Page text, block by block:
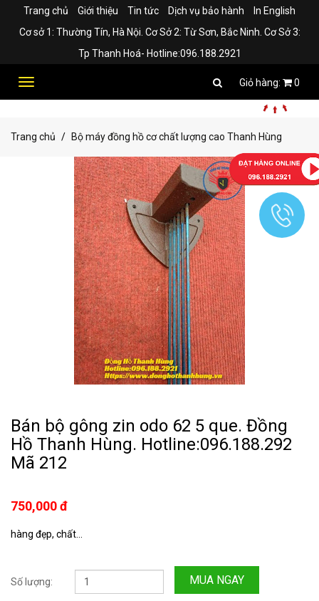
Trang chủ Giới thiệu Tin tức Dịch vụ bảo hành
In English
Cơ sở 1: Thường Tín, Hà Nội. Cơ Sở 2: Từ Sơn, Bắc Ninh. Cơ Sở 3:
Tp Thanh Hoá- Hotline:096.188.2921
Toggle
0
Trang chủ Bộ máy đồng hồ cơ chất lượng cao Thanh Hùng
Bán bộ gông zin odo 62 5 que. Đồng
Hồ Thanh Hùng. Hotline:096.188.292
Mã 212
750,000 đ
hàng đẹp, chất...
Số lượng: MUA NGAY